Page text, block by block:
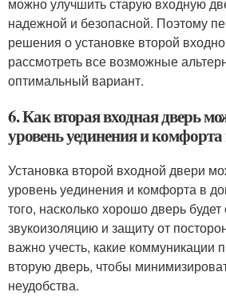
можно улучшить старую входную
надежной и безопасной. Поэтому
решения о установке второй
рассмотреть все возможные
оптимальный вариант.
6. Как вторая входная дверь
уровень уединения и комфорта
Установка второй входной двери
уровень уединения и комфорта в
того, насколько хорошо дверь
звукоизоляцию и защиту от
важно учесть, какие коммуникации
вторую дверь, чтобы
неудобства.